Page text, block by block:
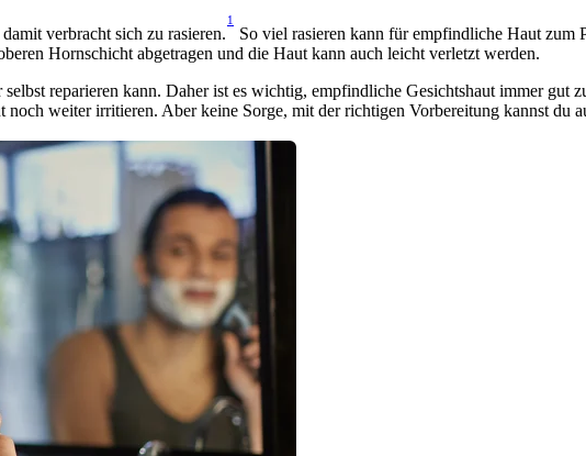
verbracht sich zu rasieren.
1
So viel rasieren kann für empfindliche Haut zum
Hornschicht abgetragen und die Haut kann auch leicht verletzt werden.
reparieren kann. Daher ist es wichtig, empfindliche Gesichtshaut immer gut
weiter irritieren. Aber keine Sorge, mit der richtigen Vorbereitung kannst du